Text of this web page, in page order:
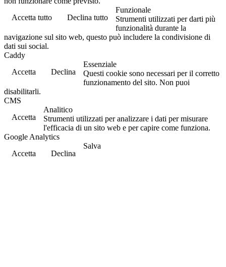
Accetta tutto
Declina tutto
Funzionale
Strumenti utilizzati per darti più
funzionalità durante la
navigazione sul sito web, questo può includere la condivisione di
dati sui social.
Caddy
Accetta
Declina
Essenziale
Questi cookie sono necessari per il corretto
funzionamento del sito. Non puoi
disabilitarli.
CMS
Accetta
Analitico
Strumenti utilizzati per analizzare i dati per misurare
l'efficacia di un sito web e per capire come funziona.
Google Analytics
Accetta
Declina
Salva